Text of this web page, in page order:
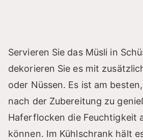
Servieren Sie das Müsli in
dekorieren Sie es mit
oder Nüssen. Es ist am
nach der Zubereitung zu
Haferflocken die Feuchtigkeit
können. Im Kühlschrank hält